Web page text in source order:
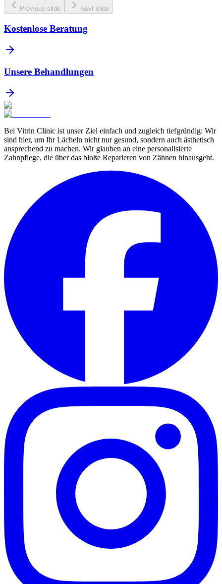
Previous slide Next slide
Kostenlose Beratung
Unsere Behandlungen
Bei Vitrin Clinic ist unser Ziel einfach und zugleich tiefgründig: Wir
sind hier, um Ihr Lächeln nicht nur gesund, sondern auch ästhetisch
ansprechend zu machen. Wir glauben an eine personalisierte
Zahnpflege, die über das bloße Reparieren von Zähnen hinausgeht.